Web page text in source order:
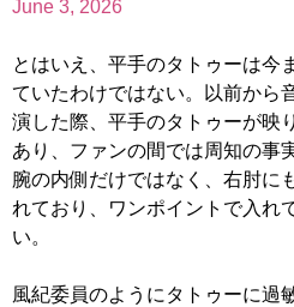
June 3, 2026
とはいえ、平手のタトゥーは今
ていたわけではない。以前から
演した際、平手のタトゥーが映
あり、ファンの間では周知の事
腕の内側だけではなく、右肘に
れており、ワンポイントで入れ
い。
風紀委員のようにタトゥーに過